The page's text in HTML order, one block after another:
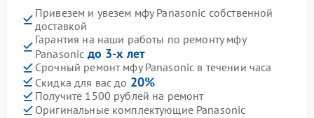
Привезем и увезем мфу Panasonic собственной
доставкой
Гарантия на наши работы по ремонту мфу
Panasonic до 3-х лет
Срочный ремонт мфу Panasonic в течении часа
Скидка для вас до 20%
Получите 1500 рублей на ремонт
Оригинальные комплектующие Panasonic